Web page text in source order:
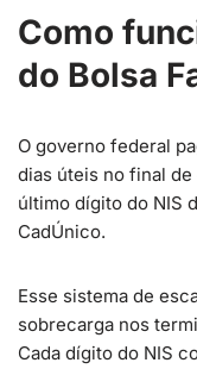
Como
do Bolsa
O governo federal
dias úteis no final de
último dígito do NIS
CadÚnico.
Esse sistema de
sobrecarga nos
Cada dígito do NIS